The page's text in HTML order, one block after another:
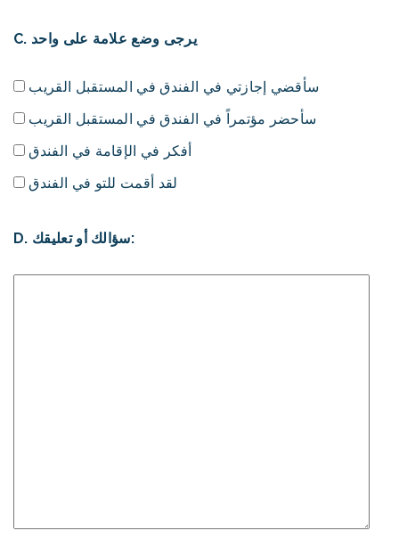
C. يرجى وضع علامة على واحد
سأقضي إجازتي في الفندق في المستقبل القريب
سأحضر مؤتمراً في الفندق في المستقبل القريب
أفكر في الإقامة في الفندق
لقد أقمت للتو في الفندق
D. سؤالك أو تعليقك: